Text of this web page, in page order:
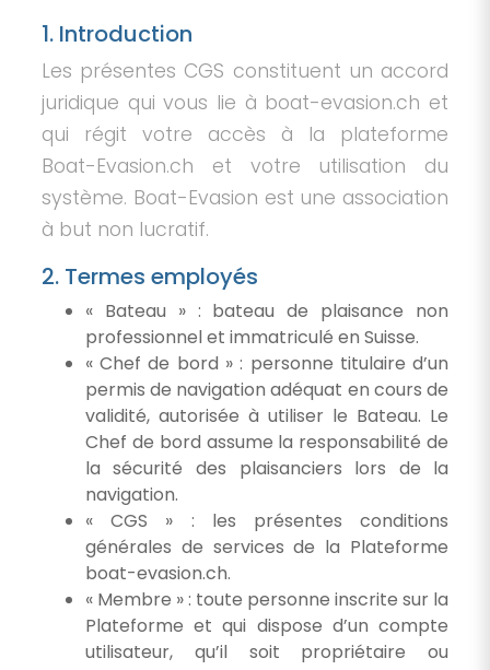
1. Introduction
Les présentes CGS constituent un accord
juridique qui vous lie à boat-evasion.ch et
qui régit votre accès à la plateforme
Boat-Evasion.ch et votre utilisation du
système. Boat-Evasion est une association
à but non lucratif.
2. Termes employés
« Bateau » : bateau de plaisance non
professionnel et immatriculé en Suisse.
« Chef de bord » : personne titulaire d’un
permis de navigation adéquat en cours de
validité, autorisée à utiliser le Bateau. Le
Chef de bord assume la responsabilité de
la sécurité des plaisanciers lors de la
navigation.
« CGS » : les présentes conditions
générales de services de la Plateforme
boat-evasion.ch.
« Membre » : toute personne inscrite sur la
Plateforme et qui dispose d’un compte
utilisateur, qu’il soit propriétaire ou